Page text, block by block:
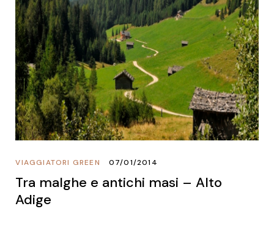
VIAGGIATORI GREEN 07/01/2014
Tra malghe e antichi masi – Alto
Adige